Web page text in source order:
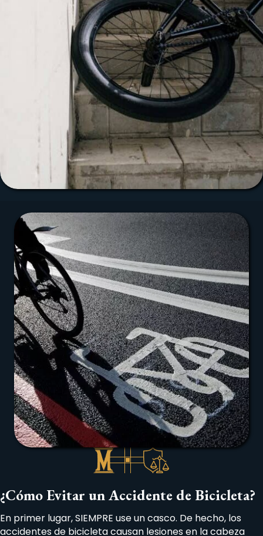
¿Cómo Evitar un Accidente de Bicicleta?
En primer lugar, SIEMPRE use un casco. De hecho, los
accidentes de bicicleta causan lesiones en la cabeza